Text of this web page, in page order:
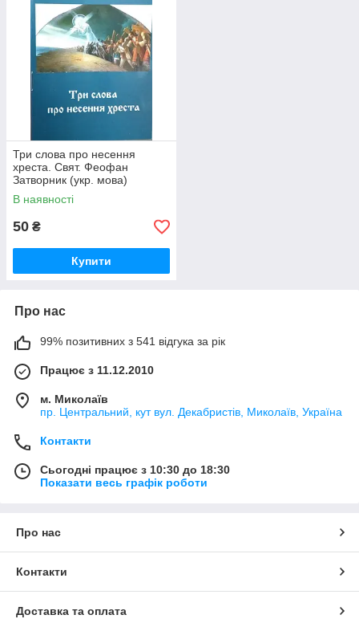
Три слова про несення
хреста. Свят. Феофан
Затворник (укр. мова)
В наявності
50 ₴
Купити
Про нас
99% позитивних з 541 відгука за рік
Працює з 11.12.2010
м. Миколаїв
пр. Центральний, кут вул. Декабристів, Миколаїв, Україна
Контакти
Сьогодні працює з 10:30 до 18:30
Показати весь графік роботи
Про нас
Контакти
Доставка та оплата